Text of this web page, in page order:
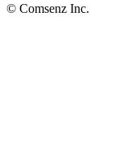
© Comsenz Inc.